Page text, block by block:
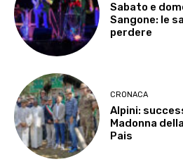
Sabato e
Sangone: le
perdere
CRONACA
Alpini:
Madonna
Pais